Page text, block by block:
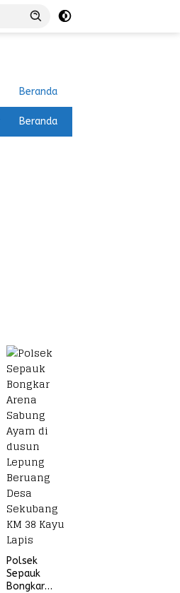
Beranda
Beranda
Polsek
Sepauk
Bongkar